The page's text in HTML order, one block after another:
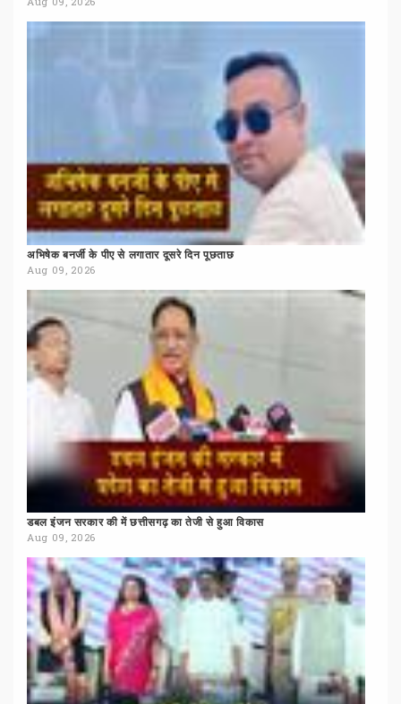
अभिषेक बनर्जी के पीए से लगातार दूसरे दिन पूछताछ
Aug 09, 2026
डबल इंजन सरकार की में छत्तीसगढ़ का तेजी से हुआ विकास
Aug 09, 2026